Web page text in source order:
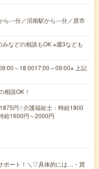
ら---分／沼南駅から---分／原市
などの相談もOK ※週3なども
～18:0017:00～09:00※ 上記
談OK！
円 / 介護福祉士：時給1800
給1600円～2000円
ポート！＼▽具体的には…・買